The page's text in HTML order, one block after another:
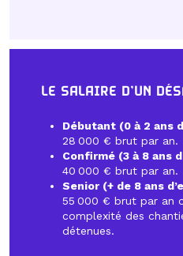
LE SALAIRE D’UN
Débutant (0 à 2 ans
28 000 € brut par an.
Confirmé (3 à 8 ans
40 000 € brut par an.
Senior (+ de 8 ans
55 000 € brut par an
complexité des
détenues.